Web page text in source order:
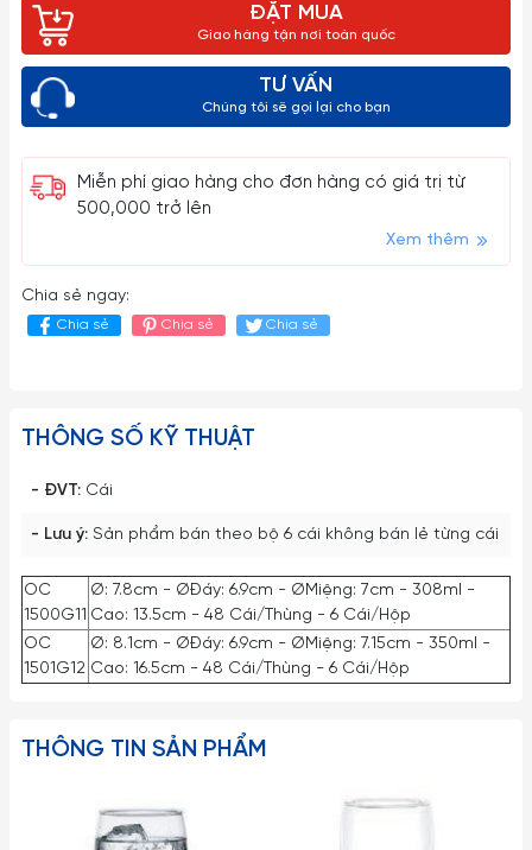
ĐẶT MUA
Giao hàng tận nơi toàn quốc
TƯ VẤN
Chúng tôi sẽ gọi lại cho bạn
Miễn phí giao hàng cho đơn hàng có giá trị từ
500,000 trở lên
Xem thêm
Chia sẻ ngay:
Chia sẻ Chia sẻ Chia sẻ
THÔNG SỐ KỸ THUẬT
- ĐVT: Cái
- Lưu ý: Sản phẩm bán theo bộ 6 cái không bán lẻ từng cái
OC
1500G11
Ø: 7.8cm - ØĐáy: 6.9cm - ØMiệng: 7cm - 308ml -
Cao: 13.5cm - 48 Cái/Thùng - 6 Cái/Hộp
OC
1501G12
Ø: 8.1cm - ØĐáy: 6.9cm - ØMiệng: 7.15cm - 350ml -
Cao: 16.5cm - 48 Cái/Thùng - 6 Cái/Hộp
THÔNG TIN SẢN PHẨM